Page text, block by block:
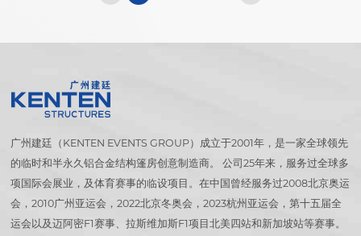
广州建廷（KENTEN EVENTS GROUP）成立于2001年，是一家全球领先
的临时和半永久铝合金结构篷房创意制造商。 公司25年来，服务过全球多
项国际会展业，及体育赛事的临设项目。在中国曾经服务过2008北京奥运
会，2010广州亚运会，2022北京冬奥会，2023杭州亚运会，第十五届全
运会以及迈阿密F1赛事、拉斯维加斯F1项目北美四站和新加坡站等赛事。